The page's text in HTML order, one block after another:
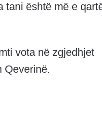
tani është më e
vota në zgjedhjet
Qeverinë.